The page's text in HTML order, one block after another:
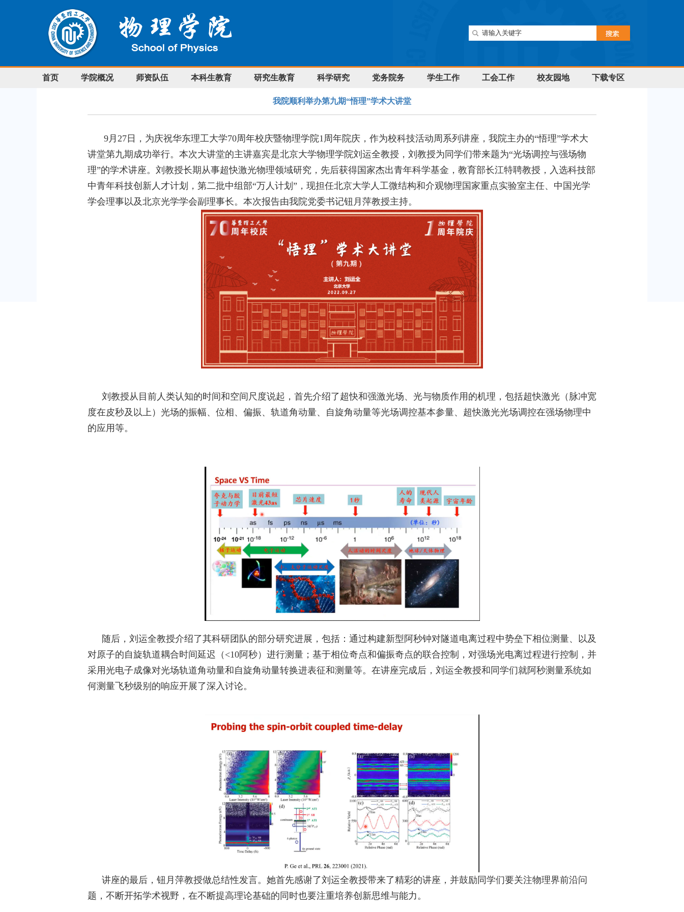
首页 学院概况 师资队伍 本科生教育 研究生教育 科学研究 党务院务 学生工作 工会工作 校友园地 下载专区
我院顺利举办第九期“悟理”学术大讲堂
9月27 日，为庆祝华东理工大学70周年校庆暨物理学院1周年院庆，作为校科技活动周系列讲座，我院主办的“悟理”学术大
讲堂第九期成功举行。本次大讲堂的主讲嘉宾是北京大学物理学院刘运全教授，刘教授为同学们带来题为“光场调控与强场物
理”的学术讲座。刘教授长期从事超快激光物理领域研究，先后获得国家杰出青年科学基金，教育部长江特聘教授，入选科技部
中青年科技创新人才计划，第二批中组部“万人计划”，现担任北京大学人工微结构和介观物理国家重点实验室主任、中国光学
学会理事以及北京光学学会副理事长。本次报告由我院党委书记钮月萍教授主持。
刘教授从目前人类认知的时间和空间尺度说起，首先介绍了超快和强激光场、光与物质作用的机理，包括超快激光（脉冲宽
度在皮秒及以上）光场的振幅、位相、偏振、轨道角动量、自旋角动量等光场调控基本参量、超快激光光场调控在强场物理中
的应用等。
随后，刘运全教授介绍了其科研团队的部分研究进展，包括：通过构建新型阿秒钟对隧道电离过程中势垒下相位测量、以及
对原子的自旋轨道耦合时间延迟（ <10阿秒）进行测量；基于相位奇点和偏振奇点的联合控制，对强场光电离过程进行控制，并
采用光电子成像对光场轨道角动量和自旋角动量转换进表征和测量等。在讲座完成后，刘运全教授和同学们就阿秒测量系统如
何测量飞秒级别的响应开展了深入讨论。
讲座的最后，钮月萍教授做总结性发言。她首先感谢了刘运全教授带来了精彩的讲座，并鼓励同学们要关注物理界前沿问
题，不断开拓学术视野，在不断提高理论基础的同时也要注重培养创新思维与能力。